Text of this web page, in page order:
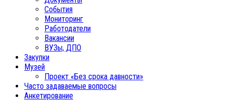
События
Мониторинг
Работодатели
Вакансии
ВУЗы, ДПО
Закупки
Музей
Проект «Без срока давности»
Часто задаваемые вопросы
Анкетирование